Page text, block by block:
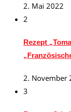
2. Mai 2022
2
Rezept
2. November
3